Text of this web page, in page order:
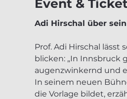
Event &
Adi Hirschal über
Prof. Adi Hirschal
blicken: „In Innsbruck
augenzwinkernd und
In seinem neuen
die Vorlage bildet,